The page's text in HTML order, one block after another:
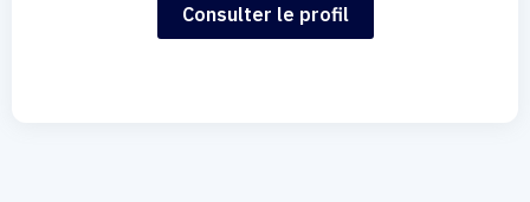
Consulter le profil